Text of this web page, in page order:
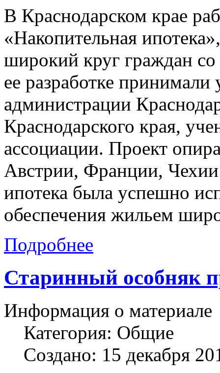
В Краснодарском крае
«Накопительная
широкий круг граждан
ее разработке принимали
администрации
Краснодарского края,
ассоциации. Проект
Австрии, Франции, Чехии
ипотека была успешно
обеспечения жильем
Подробнее
Старинный особняк
Информация о материале
Категория: Общие
Создано: 15 декабря